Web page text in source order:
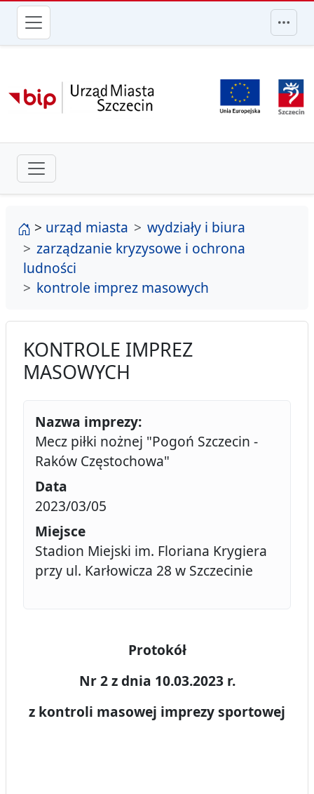
przejdź do głównego menu
strona główna
> urząd miasta
wydziały i biura
zarządzanie kryzysowe i ochrona
ludności
kontrole imprez masowych
KONTROLE IMPREZ
MASOWYCH
Nazwa imprezy:
Mecz piłki nożnej "Pogoń Szczecin -
Raków Częstochowa"
Data
2023/03/05
Miejsce
Stadion Miejski im. Floriana Krygiera
przy ul. Karłowicza 28 w Szczecinie
Protokół
Nr 2 z dnia 10.03.2023 r.
z kontroli masowej imprezy sportowej